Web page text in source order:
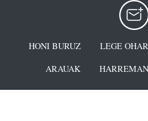
HONI BURUZ LEGE
ARAUAK